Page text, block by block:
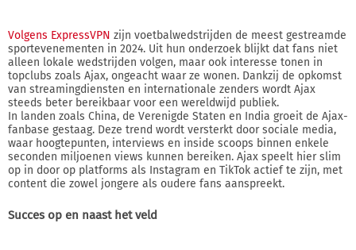
Volgens ExpressVPN zijn voetbalwedstrijden de meest gestreamde
sportevenementen in 2024. Uit hun onderzoek blijkt dat fans niet
alleen lokale wedstrijden volgen, maar ook interesse tonen in
topclubs zoals Ajax, ongeacht waar ze wonen. Dankzij de opkomst
van streamingdiensten en internationale zenders wordt Ajax
steeds beter bereikbaar voor een wereldwijd publiek.
In landen zoals China, de Verenigde Staten en India groeit de Ajax-
fanbase gestaag. Deze trend wordt versterkt door sociale media,
waar hoogtepunten, interviews en inside scoops binnen enkele
seconden miljoenen views kunnen bereiken. Ajax speelt hier slim
op in door op platforms als Instagram en TikTok actief te zijn, met
content die zowel jongere als oudere fans aanspreekt.
Succes op en naast het veld